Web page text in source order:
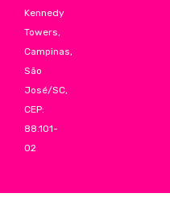
Kennedy
Towers,
Campinas,
São
José/SC,
CEP:
88.101-
02